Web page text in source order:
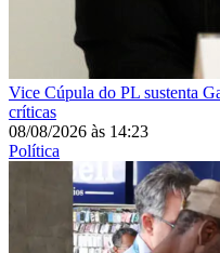
Vice Cúpula do PL sustenta
críticas
08/08/2026 às 14:23
Política